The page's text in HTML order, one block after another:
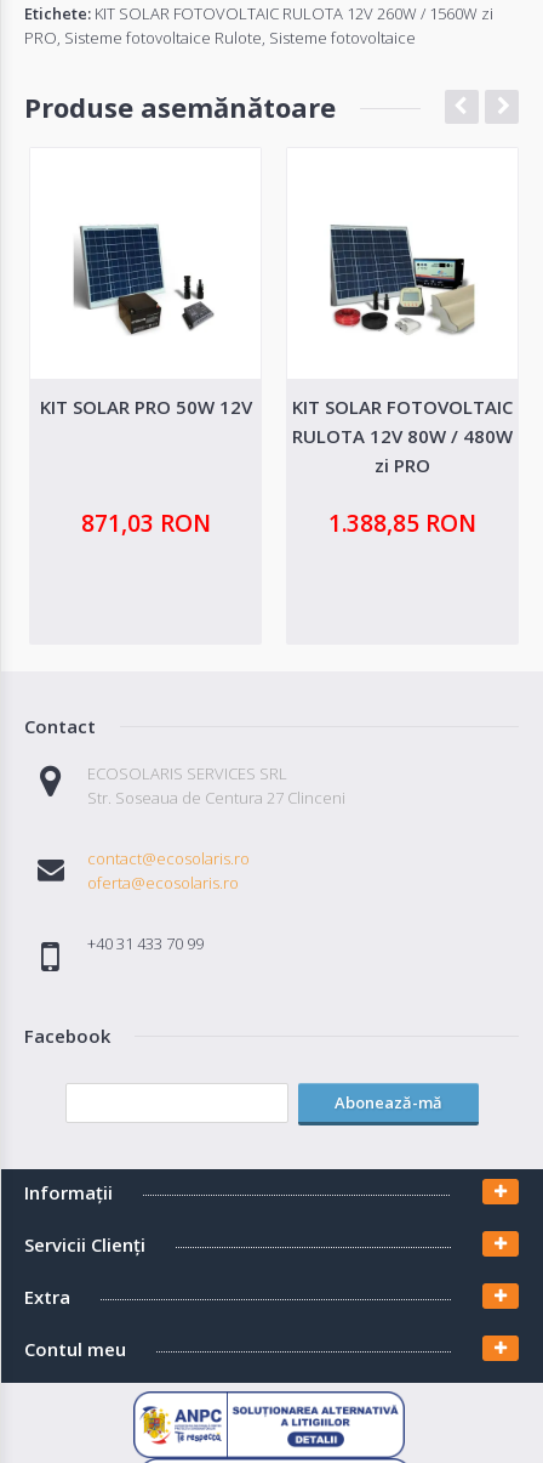
Etichete: KIT SOLAR FOTOVOLTAIC RULOTA 12V 260W / 1560W zi
PRO Sisteme fotovoltaice Rulote Sisteme fotovoltaice
Produse asemănătoare
KIT SOLAR PRO 50W 12V
871,03 RON
KIT SOLAR FOTOVOLTAIC
RULOTA 12V 80W / 480W
zi PRO
1.388,85 RON
Contact
ECOSOLARIS SERVICES SRL
Str. Soseaua de Centura 27 Clinceni
contact@ecosolaris.ro
oferta@ecosolaris.ro
+40 31 433 70 99
Facebook
Abonează-mă
Informaţii
Servicii Clienţi
Extra
Contul meu